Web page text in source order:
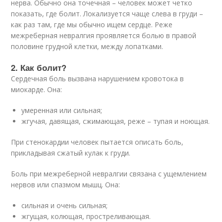
нерва. Обычно она точечная – человек может четко
показать, где болит. Локализуется чаще слева в груди –
как раз там, где мы обычно ищем сердце. Реже
межреберная невралгия проявляется болью в правой
половине грудной клетки, между лопатками.
2. Как болит?
Сердечная боль вызвана нарушением кровотока в
миокарде. Она:
умеренная или сильная;
жгучая, давящая, сжимающая, реже – тупая и ноющая.
При стенокардии человек пытается описать боль,
прикладывая сжатый кулак к груди.
Боль при межреберной невралгии связана с ущемлением
нервов или спазмом мышц. Она:
сильная и очень сильная;
жгущая, колющая, простреливающая.